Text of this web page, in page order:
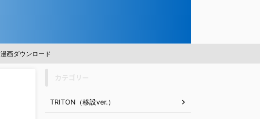
漫画ダウンロード
TRITON（移設ver.）